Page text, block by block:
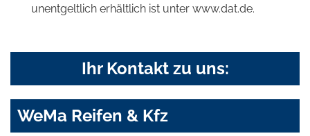
unentgeltlich erhältlich ist unter www.dat.de.
Ihr Kontakt zu uns:
WeMa Reifen & Kfz